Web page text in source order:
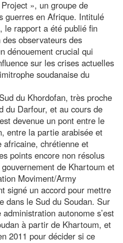
», un groupe de
guerres en Afrique. Intitulé
le rapport a été publié fin
observateurs des
dénouement crucial qui
sur les crises actuelles
soudanaise du
du Khordofan, très proche
du Darfour, et au cours de
devenue un pont entre le
entre la partie arabisée et
africaine, chrétienne et
points encore non résolus
de Khartoum et
Moviment/Army
signé un accord pour mettre
dans le Sud du Soudan. Sur
autonome s’est
à partir de Khartoum, et
2011 pour décider si ce